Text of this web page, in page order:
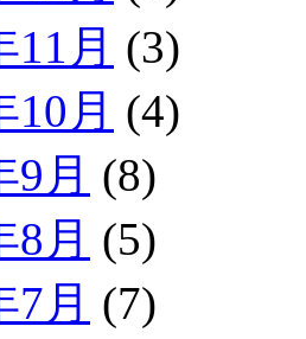
11月 (3)
10月 (4)
9月 (8)
8月 (5)
7月 (7)